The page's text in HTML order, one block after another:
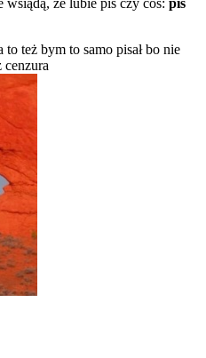
wsiądą, że lubie pis czy coś: pis
też bym to samo pisał bo nie